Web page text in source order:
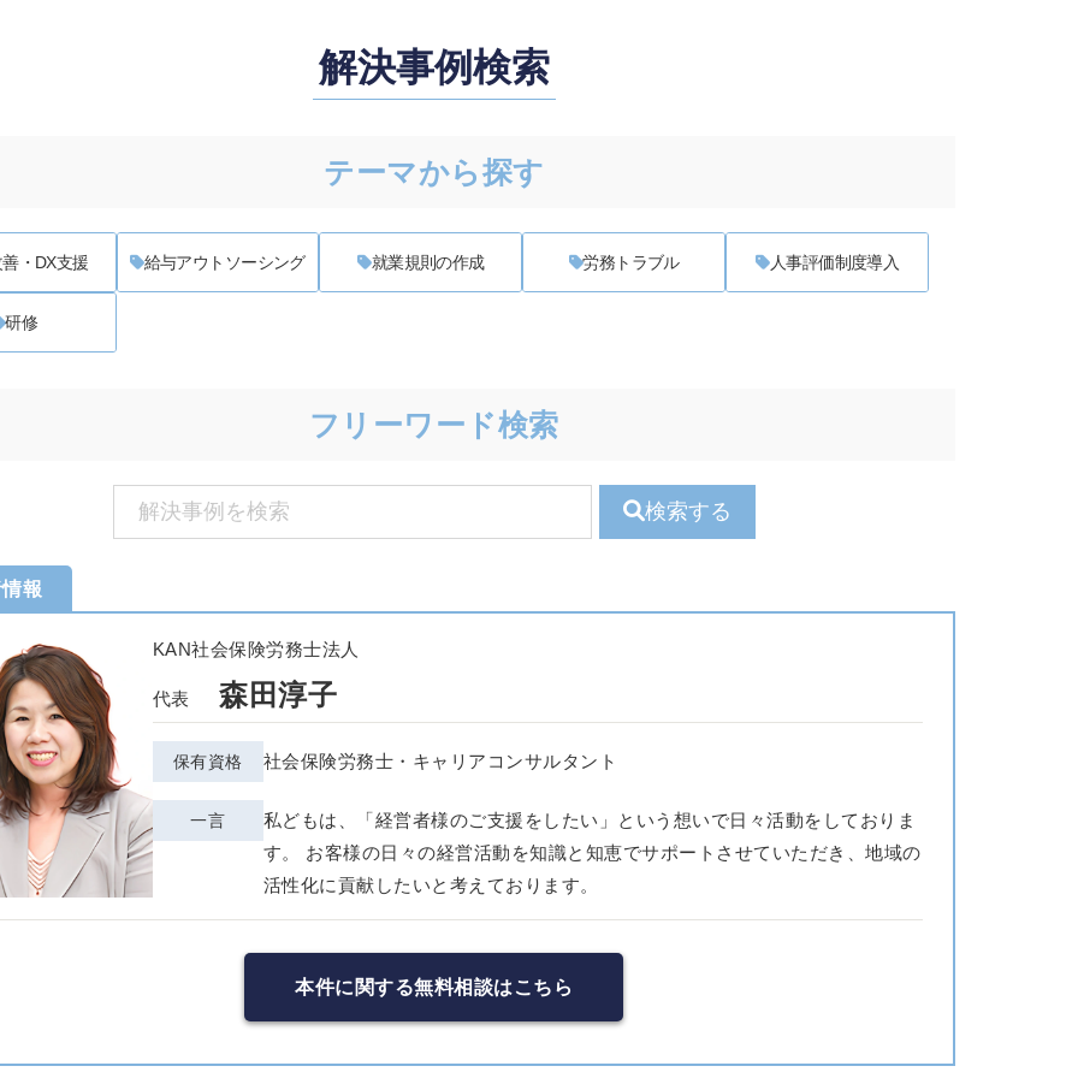
解決事例検索
テーマから探す
・DX支援 給与アウトソーシング 就業規則の作成 労務トラブル 人事評価制度導入
研修
フリーワード検索
検索する
報
KAN社会保険労務士法人
代表 森田淳子
保有資格 社会保険労務士・キャリアコンサルタント
一言
私どもは、「経営者様のご支援をしたい」という想いで日々活動をしておりま
す。 お客様の日々の経営活動を知識と知恵でサポートさせていただき、地域の
活性化に貢献したいと考えております。
本件に関する無料相談はこちら